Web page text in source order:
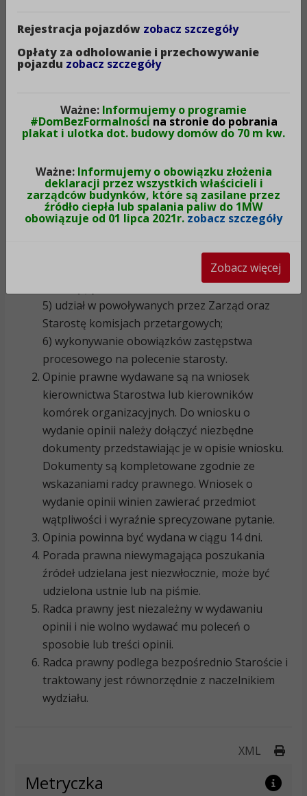
Starosty,
b) skomplikowanych,
c) zawarcia umów długoterminowych lub
znacznej wartości,
d) rozwiązania z pracownikiem stosunku pracy,
e) odmowy uznania zgłoszonych roszczeń,
orzekającymi,
g) zawarcia i rozwiązania umowy z
kontrahentem zagranicznym,
4) reprezentowanie przed urzędami i organami
5) udział w powoływanych przez Zarząd oraz
Starostę komisjach przetargowych;
6) wykonywanie obowiązków zastępstwa
procesowego na polecenie starosty.
Opinie prawne wydawane są na wniosek
kierownictwa Starostwa lub kierowników
komórek organizacyjnych. Do wniosku o
wydanie opinii należy dołączyć niezbędne
dokumenty przedstawiając je w opisie wniosku.
Dokumenty są kompletowane zgodnie ze
wskazaniami radcy prawnego. Wniosek o
wydanie opinii winien zawierać przedmiot
wątpliwości i wyraźnie sprecyzowane pytanie.
Opinia powinna być wydana w ciągu 14 dni.
Porada prawna niewymagająca poszukania
źródeł udzielana jest niezwłocznie, może być
udzielona ustnie lub na piśmie.
Radca prawny jest niezależny w wydawaniu
opinii i nie wolno wydawać mu poleceń o
sposobie lub treści opinii.
Radca prawny podlega bezpośrednio Staroście i
traktowany jest równorzędnie z naczelnikiem
wydziału.
XML
Metryczka
Rejestracja pojazdów zobacz szczegóły
Opłaty za odholowanie i przechowywanie
pojazdu zobacz szczegóły
Ważne: Informujemy o programie
#DomBezFormalności na stronie do pobrania
plakat i ulotka dot. budowy domów do 70 m kw.
Ważne: Informujemy o obowiązku złożenia
deklaracji przez wszystkich właścicieli i
zarządców budynków, które są zasilane przez
źródło ciepła lub spalania paliw do 1MW
obowiązuje od 01 lipca 2021r.zobacz szczegóły
Zobacz więcej